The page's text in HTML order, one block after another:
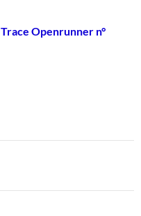
Trace Openrunner n°